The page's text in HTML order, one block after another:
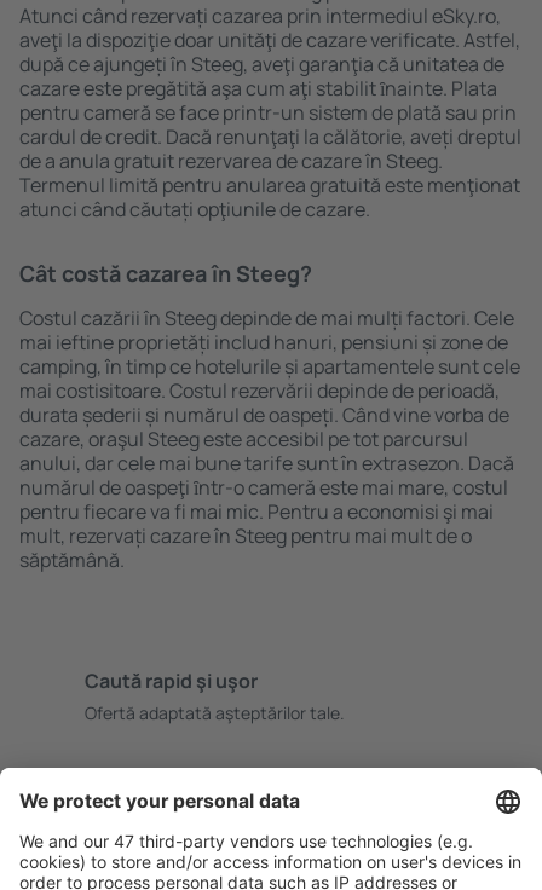
Atunci când rezervați cazarea prin intermediul eSky.ro,
aveţi la dispoziţie doar unităţi de cazare verificate. Astfel,
după ce ajungeți în Steeg, aveţi garanţia că unitatea de
cazare este pregătită aşa cum aţi stabilit ȋnainte. Plata
pentru cameră se face printr-un sistem de plată sau prin
cardul de credit. Dacă renunţaţi la călătorie, aveți dreptul
de a anula gratuit rezervarea de cazare în Steeg.
Termenul limită pentru anularea gratuită este menţionat
atunci când căutați opţiunile de cazare.
Cât costă cazarea în Steeg?
Costul cazării în Steeg depinde de mai mulți factori. Cele
mai ieftine proprietăți includ hanuri, pensiuni și zone de
camping, în timp ce hotelurile și apartamentele sunt cele
mai costisitoare. Costul rezervării depinde de perioadă,
durata șederii și numărul de oaspeți. Când vine vorba de
cazare, oraşul Steeg este accesibil pe tot parcursul
anului, dar cele mai bune tarife sunt în extrasezon. Dacă
numărul de oaspeţi ȋntr-o cameră este mai mare, costul
pentru fiecare va fi mai mic. Pentru a economisi şi mai
mult, rezervați cazare în Steeg pentru mai mult de o
săptămână.
Caută rapid şi uşor
Ofertă adaptată aşteptărilor tale.
Rezervare fără griji cu opțiune gratuită de anulare.